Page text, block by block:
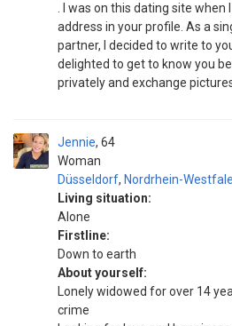
. I was on this dating site
address in your profile. As a
partner, I decided to write to
delighted to get to know you
privately and exchange
Jennie
Woman
64
Düsseldorf, Nordrhein-
Living situation:
Alone
Firstline:
Down to earth
About yourself:
Lonely widowed for over 14
crime